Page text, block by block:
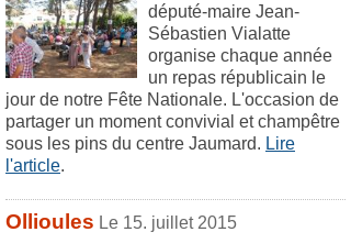
député-maire Jean-
Sébastien Vialatte
organise chaque année
un repas républicain le
jour de notre Fête Nationale. L'occasion de
partager un moment convivial et champêtre
sous les pins du centre Jaumard. Lire
l'article.
Ollioules Le 15. juillet 2015